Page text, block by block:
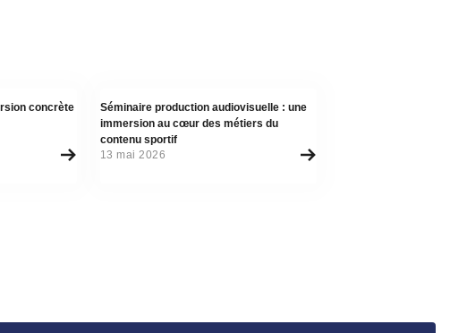
concrète
Actualité
Séminaire production audiovisuelle : une
immersion au cœur des métiers du
contenu sportif
13 mai 2026